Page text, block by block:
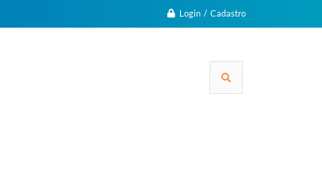
Login / Cadastro